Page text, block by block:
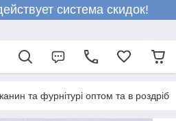
система скидок!
та фурнітурі оптом та в роздріб